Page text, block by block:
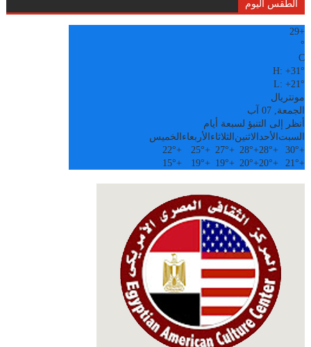
الطقس اليوم
+
29
°
C
H:+31°
L:+21°
مونتريال
الجمعة, 07 آب
أنظر إلى التنبؤ لسبعة أيام
السبت الأحدالاثنين الثلاثاء الأربعاء الخميس
+
30°
+
28°
+
28°
+
27°
+
25°
+
22°
+
21°
+
20°
+
20°
+
19°
+
19°
+
15°